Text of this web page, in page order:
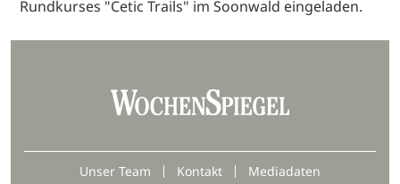
Rundkurses "Cetic Trails" im Soonwald eingeladen.
Unser Team Kontakt Mediadaten